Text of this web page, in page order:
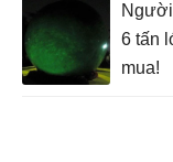
6 tấn
mua!